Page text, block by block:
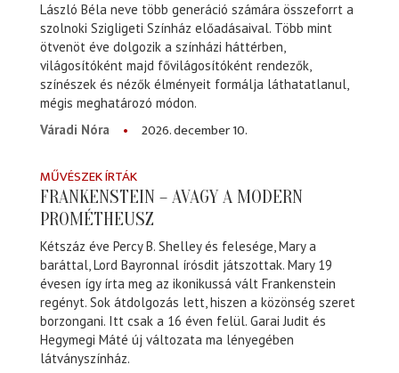
László Béla neve több generáció számára összeforrt a
szolnoki Szigligeti Színház előadásaival. Több mint
ötvenöt éve dolgozik a színházi háttérben,
világosítóként majd fővilágosítóként rendezők,
színészek és nézők élményeit formálja láthatatlanul,
mégis meghatározó módon.
Váradi Nóra
2026. december 10.
MŰVÉSZEK ÍRTÁK
FRANKENSTEIN – AVAGY A MODERN
PROMÉTHEUSZ
Kétszáz éve Percy B. Shelley és felesége, Mary a
baráttal, Lord Bayronnal írósdit játszottak. Mary 19
évesen így írta meg az ikonikussá vált Frankenstein
regényt. Sok átdolgozás lett, hiszen a közönség szeret
borzongani. Itt csak a 16 éven felül. Garai Judit és
Hegymegi Máté új változata ma lényegében
látványszínház.